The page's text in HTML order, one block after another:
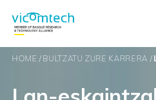
HOME BULTZATU ZURE KARRERA